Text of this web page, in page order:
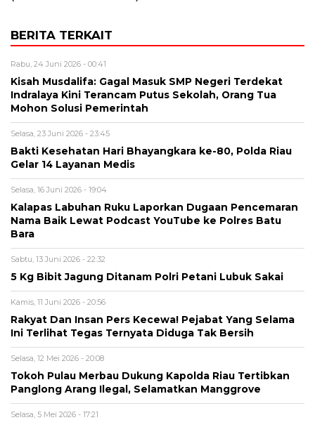
BERITA TERKAIT
Rabu, 24 Juni 2026 - 00:41
Kisah Musdalifa: Gagal Masuk SMP Negeri Terdekat
Indralaya Kini Terancam Putus Sekolah, Orang Tua
Mohon Solusi Pemerintah
Selasa, 23 Juni 2026 - 23:45
Bakti Kesehatan Hari Bhayangkara ke-80, Polda Riau
Gelar 14 Layanan Medis
Selasa, 16 Juni 2026 - 19:04
Kalapas Labuhan Ruku Laporkan Dugaan Pencemaran
Nama Baik Lewat Podcast YouTube ke Polres Batu
Bara
Sabtu, 13 Juni 2026 - 22:32
5 Kg Bibit Jagung Ditanam Polri Petani Lubuk Sakai
Kamis, 11 Juni 2026 - 20:56
Rakyat Dan Insan Pers Kecewa! Pejabat Yang Selama
Ini Terlihat Tegas Ternyata Diduga Tak Bersih
Selasa, 12 Mei 2026 - 20:08
Tokoh Pulau Merbau Dukung Kapolda Riau Tertibkan
Panglong Arang Ilegal, Selamatkan Manggrove
Selasa, 5 Mei 2026 - 17:21